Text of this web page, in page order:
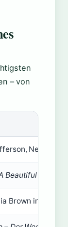
– von
New
Beautiful Mind
Brown in